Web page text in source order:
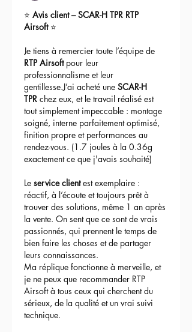
⭐ Avis client – SCAR-H TPR RTP
Airsoft ⭐
Je tiens à remercier toute l’équipe de
RTP Airsoft pour leur
professionnalisme et leur
gentillesse.J’ai acheté une SCAR-H
TPR chez eux, et le travail réalisé est
tout simplement impeccable : montage
soigné, interne parfaitement optimisé,
finition propre et performances au
rendez-vous. (1.7 joules à la 0.36g
exactement ce que j'avais souhaité)
Le service client est exemplaire :
réactif, à l’écoute et toujours prêt à
trouver des solutions, même 1 an après
la vente. On sent que ce sont de vrais
passionnés, qui prennent le temps de
bien faire les choses et de partager
leurs connaissances.
Ma réplique fonctionne à merveille, et
je ne peux que recommander RTP
Airsoft à tous ceux qui cherchent du
sérieux, de la qualité et un vrai suivi
technique.